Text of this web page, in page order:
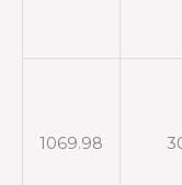
1069.98